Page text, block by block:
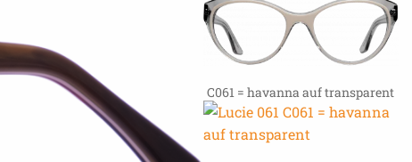
C061 = havanna auf transparent